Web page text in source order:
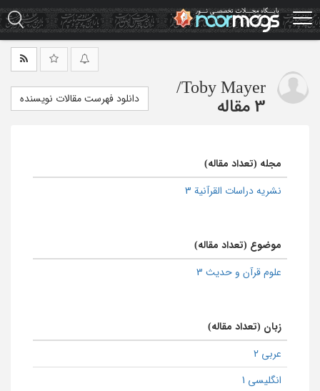
Skip
to
main
Toby Mayer
/
3 مقاله
دانلود فهرست مقالات نویسنده
مجله (تعداد مقاله)
نشریه دراسات القرآنیة 3
موضوع (تعداد مقاله)
علوم قرآن و حدیث 3
زبان (تعداد مقاله)
عربی 2
انگلیسی 1